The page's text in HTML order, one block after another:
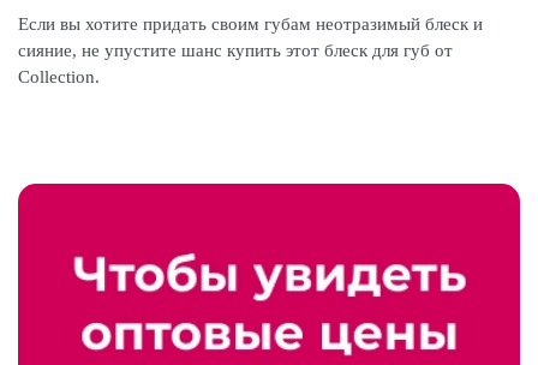
Если вы хотите придать своим губам неотразимый блеск и
сияние, не упустите шанс купить этот блеск для губ от
Collection.